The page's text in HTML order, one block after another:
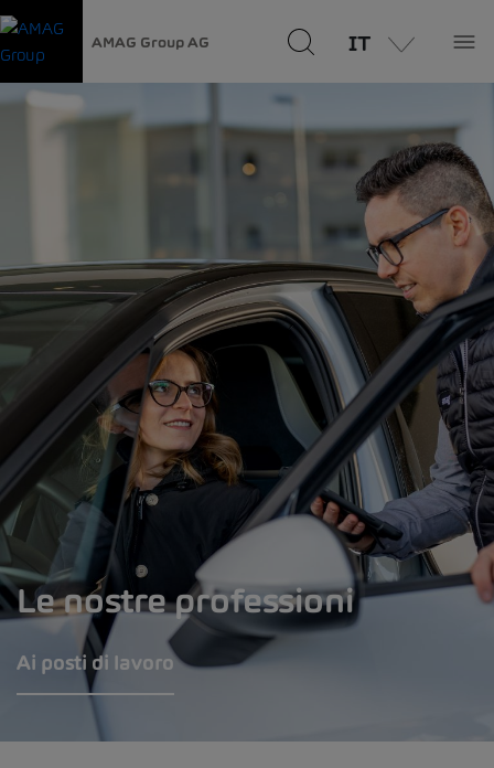
AMAG Group AG IT
Le nostre professioni
Ai posti di lavoro